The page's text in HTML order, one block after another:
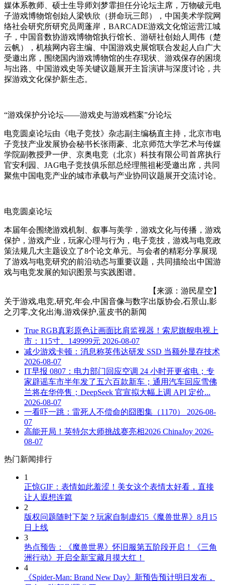
媒体系教师、硕士生导师刘梦霏担任分论坛主席，万物破元电
子游戏博物馆创始人梁铁欣（拼命玩三郎），中国美术学院网
络社会研究所研究员周蓬岸，BARCADE游戏文化馆运营江城
子，中国音数协游戏博物馆执行馆长、游研社创始人周伟（楚
云帆），机核网内容主编、中国游戏史展馆联合发起人白广大
受邀出席，围绕国内游戏博物馆的生存现状、游戏保存的困境
与出路、中国游戏史等关键议题展开主旨演讲与深度讨论，共
探游戏文化保护新生态。
“游戏保护分论坛——游戏史与游戏档案”分论坛
电竞圆桌论坛由《电子竞技》杂志副主编杨直主持，北京市电
子竞技产业发展协会秘书长张雨豪、北京师范大学艺术与传媒
学院副教授尹一伊、京奥电竞（北京）科技有限公司首席执行
官安利园、JAG电子竞技俱乐部总经理熊祖彬受邀出席，共同
聚焦中国电竞产业的城市承载与产业协同议题展开交流讨论。
电竞圆桌论坛
本届年会围绕游戏机制、叙事与美学，游戏文化与传播，游戏
保护，游戏产业，玩家心理与行为，电子竞技，游戏与电竞政
策法规几大主题设立了8个论文单元。与会者的精彩分享展现
了游戏与电竞研究的前沿动态与重要议题，共同描绘出中国游
戏与电竞发展的知识图景与实践图谱。
【来源：游民星空】
关于游戏,电竞,研究,年会,中国音像与数字出版协会,石景山,影
之刃零,文化出海,游戏保护,蓝皮书的新闻
True RGB真彩原色让画面比肩监视器！索尼旗舰电视上
市：115寸、149999元 2026-08-07
减少游戏卡顿：消息称英伟达研发 SSD 当额外显存技术
2026-08-07
IT早报 0807：电力部门回应空调 24 小时开更省电；专
家辟谣车市半年发了五六百款新车；通用汽车回应雪佛
兰将在华停售；DeepSeek 官宣拟大幅上调 API 定价...
2026-08-07
一看吓一跳：雷死人不偿命的囧图集（1170）
2026-08-
07
高能开局！英特尔大师挑战赛亮相2026 ChinaJoy 2026-
08-07
热门新闻排行
1
正惊GIF：表情如此羞涩！美女这个表情太好看，直接
让人遐想连篇
2
版权问题随时下架？玩家自制虚幻5《魔兽世界》8月15
日上线
3
热点预告：《魔兽世界》怀旧服第五阶段开启！《三角
洲行动》开启全新宝藏月摸大红！
4
《Spider-Man: Brand New Day》新预告预计明日发布，